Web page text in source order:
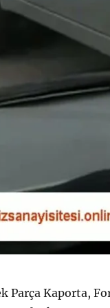
Parça Kaporta,